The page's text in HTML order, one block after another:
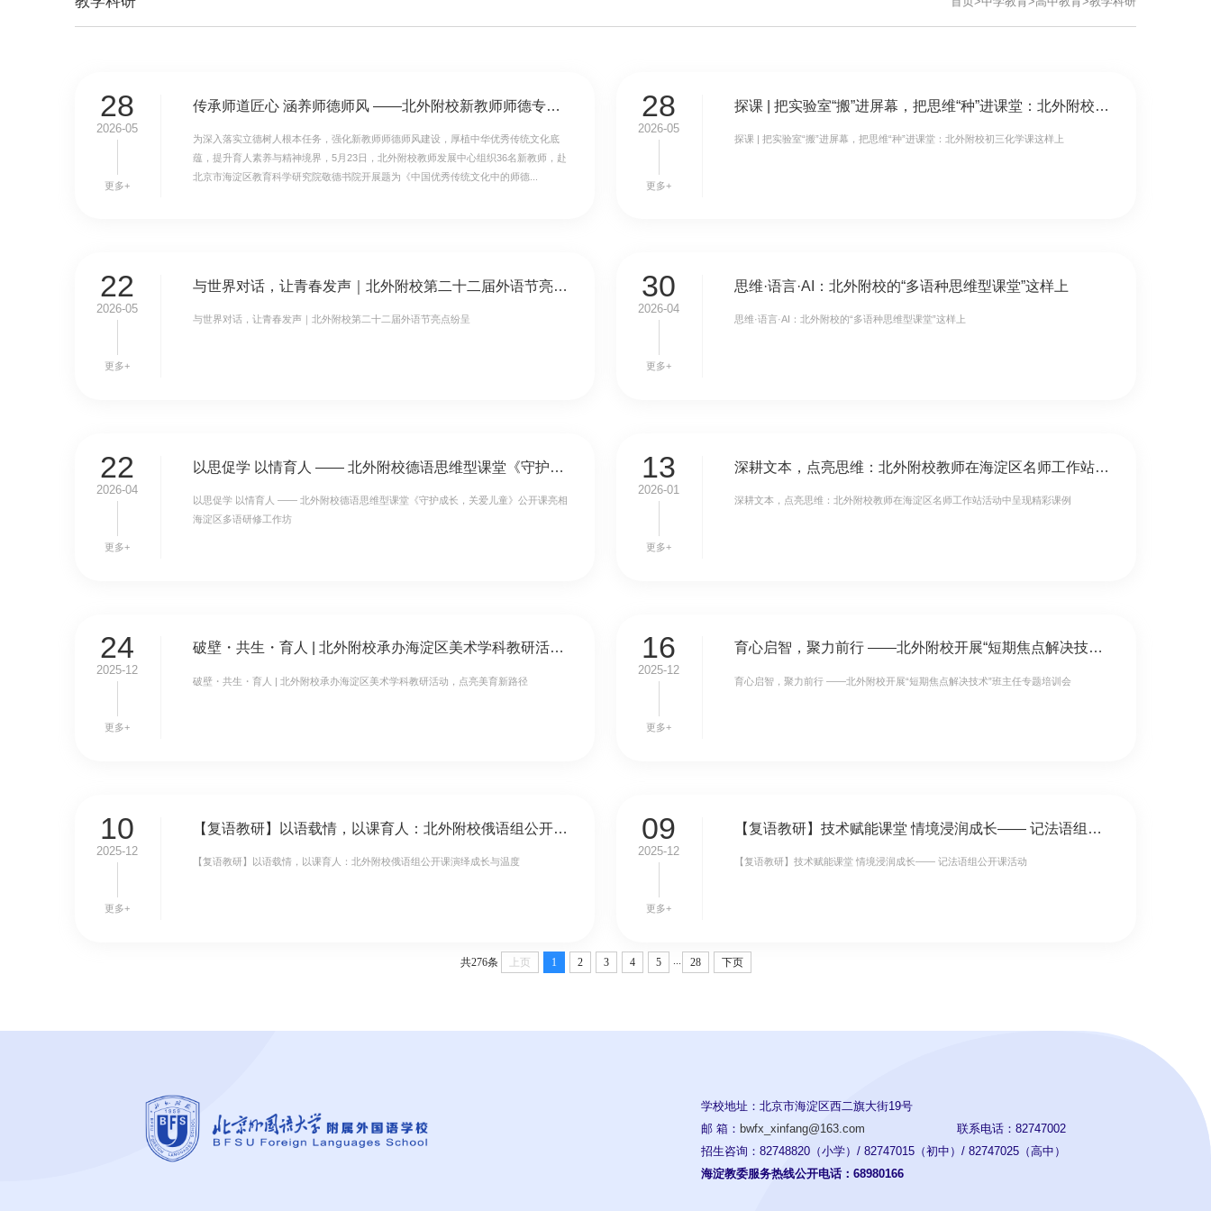
28
2026-05
更多+
传承师道匠心 涵养师德师风 ——北外附校新教师师德专题研修
为深入落实立德树人根本任务，强化新教师师德师风建设，厚植中华优秀传统文化底
蕴，提升育人素养与精神境界，5月23日，北外附校教师发展中心组织36名新教师，赴
北京市海淀区教育科学研究院敬德书院开展题为《中国优秀传统文化中的师德...
28
2026-05
更多+
探课 | 把实验室“搬”进屏幕，把思维“种”进课堂：北外附校初三化学课这样上
探课 | 把实验室“搬”进屏幕，把思维“种”进课堂：北外附校初三化学课这样上
22
2026-05
更多+
与世界对话，让青春发声｜北外附校第二十二届外语节亮点纷呈
与世界对话，让青春发声｜北外附校第二十二届外语节亮点纷呈
30
2026-04
更多+
思维·语言·AI：北外附校的“多语种思维型课堂”这样上
思维·语言·AI：北外附校的“多语种思维型课堂”这样上
22
2026-04
更多+
以思促学 以情育人 —— 北外附校德语思维型课堂《守护成长，关爱儿童》公开课亮相海淀区多语研修工作坊
以思促学 以情育人 —— 北外附校德语思维型课堂《守护成长，关爱儿童》公开课亮相
海淀区多语研修工作坊
13
2026-01
更多+
深耕文本，点亮思维：北外附校教师在海淀区名师工作站活动中呈现精彩课例
深耕文本，点亮思维：北外附校教师在海淀区名师工作站活动中呈现精彩课例
24
2025-12
更多+
破壁・共生・育人 | 北外附校承办海淀区美术学科教研活动，点亮美育新路径
破壁・共生・育人 | 北外附校承办海淀区美术学科教研活动，点亮美育新路径
16
2025-12
更多+
育心启智，聚力前行 ——北外附校开展“短期焦点解决技术”班主任专题培训会
育心启智，聚力前行 ——北外附校开展“短期焦点解决技术”班主任专题培训会
10
2025-12
更多+
【复语教研】以语载情，以课育人：北外附校俄语组公开课演绎成长与温度
【复语教研】以语载情，以课育人：北外附校俄语组公开课演绎成长与温度
09
2025-12
更多+
【复语教研】技术赋能课堂 情境浸润成长—— 记法语组公开课活动
【复语教研】技术赋能课堂 情境浸润成长—— 记法语组公开课活动
共276条 上页 1 2 3 4 5 ... 28 下页
学校地址：北京市海淀区西二旗大街19号
邮 箱： bwfx_xinfang@163.com
联系电话：82747002
招生咨询：82748820（小学）/ 82747015（初中）/ 82747025（高中）
海淀教委服务热线公开电话：68980166